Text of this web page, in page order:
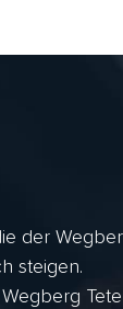
der
steigen.